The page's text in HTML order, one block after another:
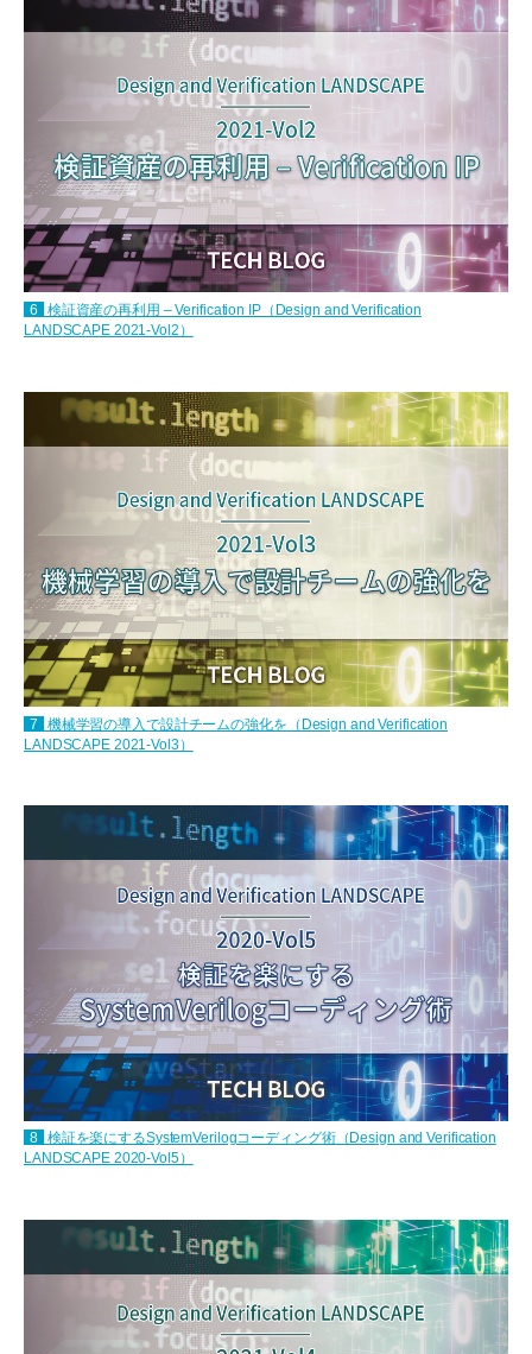
6
検証資産の再利用 – Verification IP（Design and Verification
LANDSCAPE 2021-Vol2）
7
機械学習の導入で設計チームの強化を（Design and Verification
LANDSCAPE 2021-Vol3）
8
検証を楽にするSystemVerilogコーディング術（Design and Verification
LANDSCAPE 2020-Vol5）